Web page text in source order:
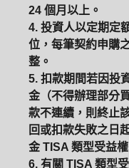
24 個月以上。
4. 投資人以定期定
位，每筆契約申購
整。
5. 扣款期間若因投
金（不得辦理部分
款不連續，則終止
回或扣款失敗之日
金 TISA 類型受益
6. 有關 TISA 類型